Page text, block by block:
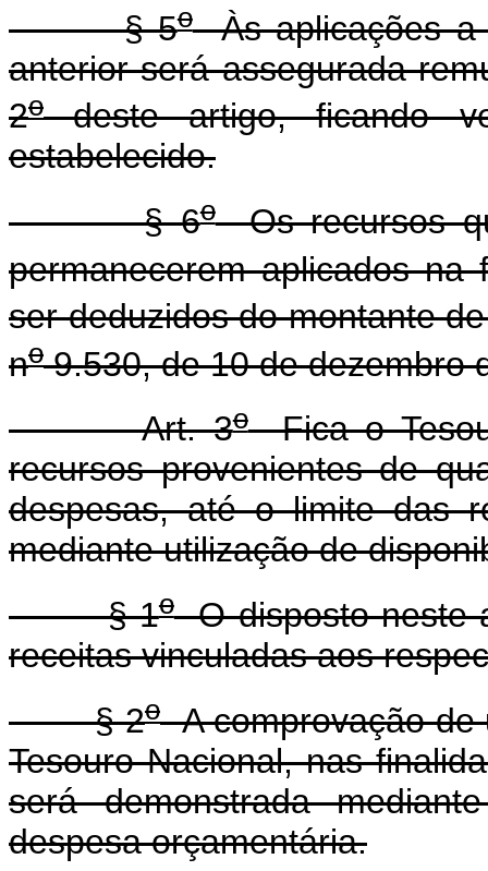
§ 5oÀs aplicações a
anterior será assegurada
2odeste artigo, ficando
estabelecido.
§ 6oOs recursos
permanecerem aplicados na
ser deduzidos do montante
no9.530, de 10 de dezembro
Art. 3oFica o
recursos provenientes de
despesas, até o limite das
mediante utilização de
§ 1oO disposto neste
receitas vinculadas aos
§ 2oA comprovação de
Tesouro Nacional, nas
será demonstrada
despesa orçamentária.